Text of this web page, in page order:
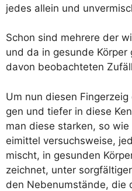
jedes allein und
Schon sind meh­re­re der
und da in gesun­de
davon beob­ach­te­ten
Um nun die­sen
gen und tie­fer in die­se
man die­se star­ken, so
ei­mit­tel ver­suchs­wei­se,
mischt, in gesun­den
zeich­net, unter
den Neben­um­stän­de, die